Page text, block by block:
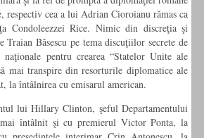
respectiv cea a lui Adrian Cioroianu rămas ca
Condoleezzei Rice. Nimic din discreţia şi
Traian Băsescu pe tema discuţiilor secrete de
naţionale pentru crearea “Statelor Unite ale
mai transpire din resorturile diplomatice ale
la întâlnirea cu emisarul american.
lui Hillary Clinton, şeful Departamentului
întâlnit şi cu premierul Victor Ponta, la